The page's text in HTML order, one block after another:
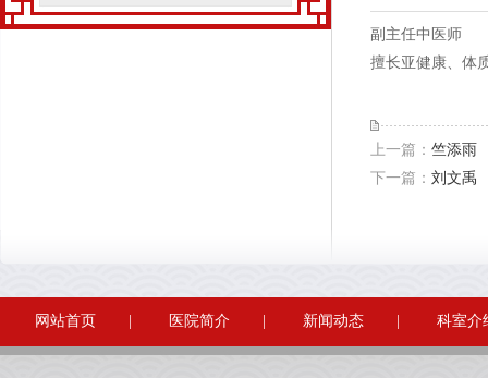
副主任中医师
擅长亚健康、体
上一篇： 竺添雨
下一篇： 刘文禹
网站首页 医院简介 新闻动态 科室介